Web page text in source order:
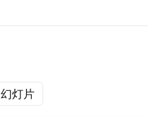
幻灯片